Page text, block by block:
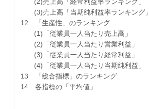
(3)売上高「当期純利益率ランキング」
12 「生産性」のランキング
(1)「従業員一人当たり売上高」
(2)「従業員一人当たり営業利益」
(3)「従業員一人当たり経常利益」
(4)「従業員一人当たり当期純利益」
13 「総合指標」のランキング
14 各指標の「平均値」